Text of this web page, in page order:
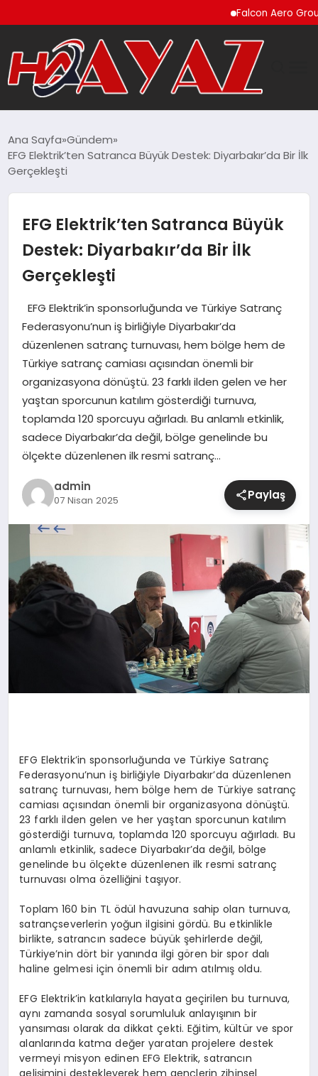
Falcon Aero Group,
DÜNYA
MAGAZIN
SAĞLIK
SIYASET
SPOR
TEKNOLOJI
YAŞAM
Ana Sayfa Gündem
EFG Elektrik’ten Satranca Büyük Destek: Diyarbakır’da Bir İlk
Gerçekleşti
EFG Elektrik’ten Satranca Büyük
Destek: Diyarbakır’da Bir İlk
Gerçekleşti
EFG Elektrik’in sponsorluğunda ve Türkiye Satranç
Federasyonu’nun iş birliğiyle Diyarbakır’da
düzenlenen satranç turnuvası, hem bölge hem de
Türkiye satranç camiası açısından önemli bir
organizasyona dönüştü. 23 farklı ilden gelen ve her
yaştan sporcunun katılım gösterdiği turnuva,
toplamda 120 sporcuyu ağırladı. Bu anlamlı etkinlik,
sadece Diyarbakır’da değil, bölge genelinde bu
ölçekte düzenlenen ilk resmi satranç…
admin
07 Nisan 2025 Paylaş
EFG Elektrik’in sponsorluğunda ve Türkiye Satranç
Federasyonu’nun iş birliğiyle Diyarbakır’da düzenlenen
satranç turnuvası, hem bölge hem de Türkiye satranç
camiası açısından önemli bir organizasyona dönüştü.
23 farklı ilden gelen ve her yaştan sporcunun katılım
gösterdiği turnuva, toplamda 120 sporcuyu ağırladı. Bu
anlamlı etkinlik, sadece Diyarbakır’da değil, bölge
genelinde bu ölçekte düzenlenen ilk resmi satranç
turnuvası olma özelliğini taşıyor.
Toplam 160 bin TL ödül havuzuna sahip olan turnuva,
satrançseverlerin yoğun ilgisini gördü. Bu etkinlikle
birlikte, satrancın sadece büyük şehirlerde değil,
Türkiye’nin dört bir yanında ilgi gören bir spor dalı
haline gelmesi için önemli bir adım atılmış oldu.
EFG Elektrik’in katkılarıyla hayata geçirilen bu turnuva,
aynı zamanda sosyal sorumluluk anlayışının bir
yansıması olarak da dikkat çekti. Eğitim, kültür ve spor
alanlarında katma değer yaratan projelere destek
vermeyi misyon edinen EFG Elektrik, satrancın